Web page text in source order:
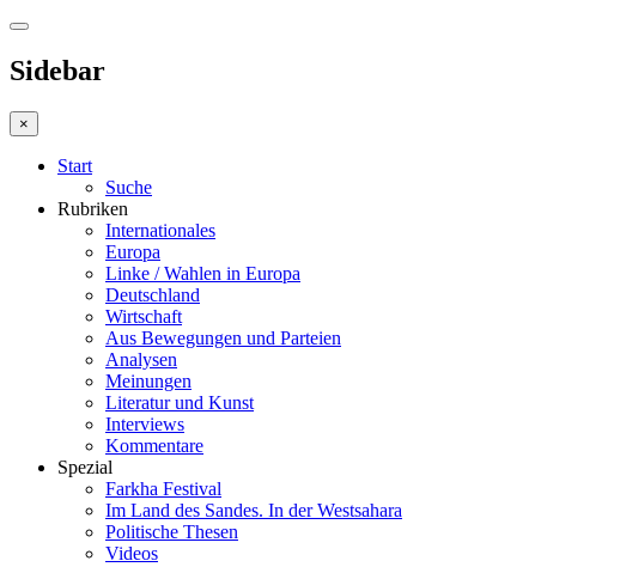
Sidebar
×
Start
Suche
Rubriken
Internationales
Europa
Linke / Wahlen in Europa
Deutschland
Wirtschaft
Aus Bewegungen und Parteien
Analysen
Meinungen
Literatur und Kunst
Interviews
Kommentare
Spezial
Farkha Festival
Im Land des Sandes. In der Westsahara
Politische Thesen
Videos